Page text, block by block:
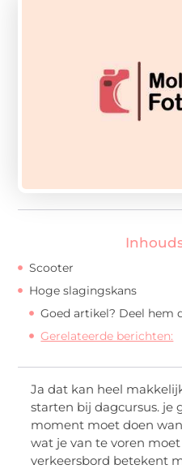
Scooter
Hoge slagingskans
Goed artikel? Deel hem
Gerelateerde berichten:
Ja dat kan heel
starten bij dagcursus. je
moment moet doen
wat je van te voren
verkeersbord betekent